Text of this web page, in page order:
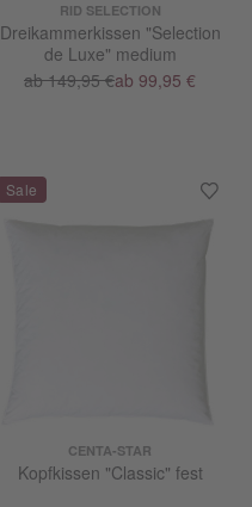
RID SELECTION
Dreikammerkissen "Selection
de Luxe" medium
ab 149,95 €ab 99,95 €
CENTA-STAR
Kopfkissen "Classic" fest